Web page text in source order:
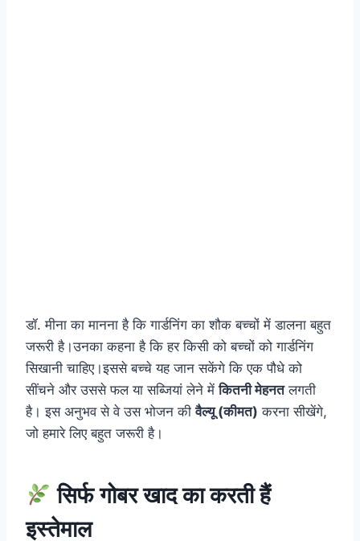
डॉ. मीना का मानना है कि गार्डनिंग का शौक बच्चों में डालना बहुत
जरूरी है।उनका कहना है कि हर किसी को बच्चों को गार्डनिंग
सिखानी चाहिए।इससे बच्चे यह जान सकेंगे कि एक पौधे को
सींचने और उससे फल या सब्जियां लेने मेंकितनी मेहनतलगती
है। इस अनुभव से वे उस भोजन कीवैल्यू (कीमत) करना सीखेंगे,
जो हमारे लिए बहुत जरूरी है।
सिर्फ गोबर खाद का करती हैं
इस्तेमाल